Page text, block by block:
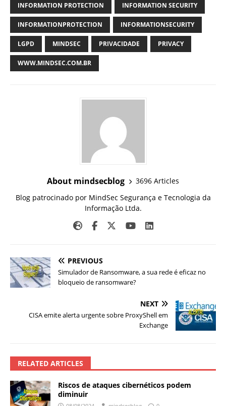
INFORMATION PROTECTION INFORMATION SECURITY
INFORMATIONPROTECTION INFORMATIONSECURITY
LGPD MINDSEC PRIVACIDADE PRIVACY
WWW.MINDSEC.COM.BR
About mindsecblog
3696 Articles
Blog patrocinado por MindSec Segurança e Tecnologia da
Informação Ltda.
PREVIOUS
Simulador de Ransomware, a sua rede é eficaz no
bloqueio de ransomware?
NEXT
CISA emite alerta urgente sobre ProxyShell em
Exchange
RELATED ARTICLES
Riscos de ataques cibernéticos podem
diminuir